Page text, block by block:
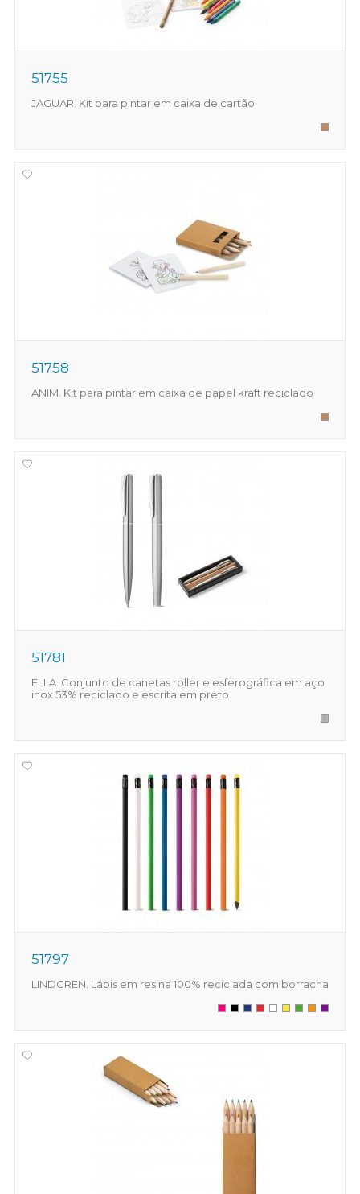
51755
JAGUAR. Kit para pintar em caixa de cartão
51758
ANIM. Kit para pintar em caixa de papel kraft reciclado
51781
ELLA. Conjunto de canetas roller e esferográfica em aço
inox 53% reciclado e escrita em preto
51797
LINDGREN. Lápis em resina 100% reciclada com borracha